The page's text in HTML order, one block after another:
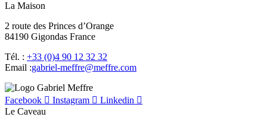
La Maison
2 route des Princes d’Orange
84190 Gigondas France
Tél. : +33 (0)4 90 12 32 32
Email :moc.erffem@erffem-leirbag
Facebook Instagram
Linkedin
Le Caveau